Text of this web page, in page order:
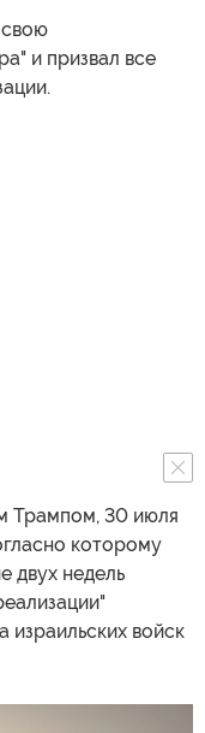
и призвал все
Трампом, 30 июля
которому
двух недель
израильских войск